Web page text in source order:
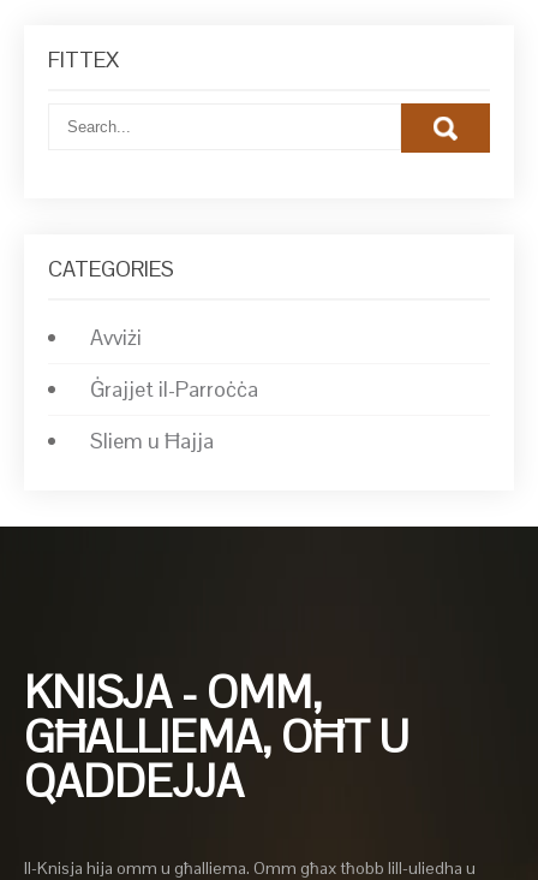
FITTEX
CATEGORIES
Avviżi
Ġrajjet il-Parroċċa
Sliem u Ħajja
KNISJA - OMM,
GĦALLIEMA, OĦT U
QADDEJJA
Il-Knisja hija omm u għalliema. Omm għax tħobb lill-uliedha u